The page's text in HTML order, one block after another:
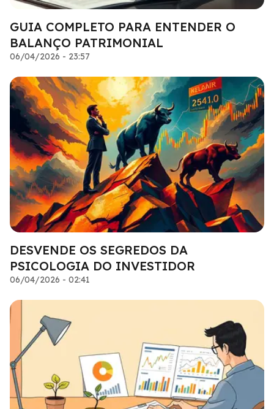
GUIA COMPLETO PARA ENTENDER O
BALANÇO PATRIMONIAL
06/04/2026 - 23:57
DESVENDE OS SEGREDOS DA
PSICOLOGIA DO INVESTIDOR
06/04/2026 - 02:41